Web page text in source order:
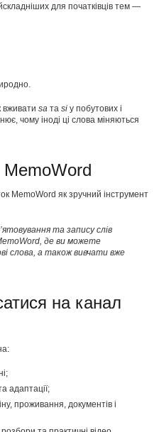
для початківців тем —
вживати sa та si у побутових і
чому іноді ці слова міняються
MemoWord
MemoWord як зручний інструмент
та запису слів
де ви можете
слова, а також вивчати вже
на канал
адаптації;
проживання, документів і